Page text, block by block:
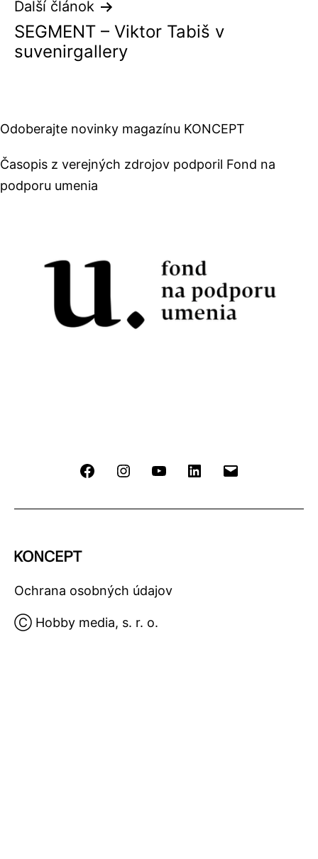
Ďalší článok
SEGMENT – Viktor Tabiš v
suvenirgallery
Odoberajte novinky magazínu KONCEPT
Časopis z verejných zdrojov podporil Fond na
podporu umenia
FacebookInstagramYouTube LinkedIn
Ochrana osobných údajov
Ⓒ Hobby media, s. r. o.